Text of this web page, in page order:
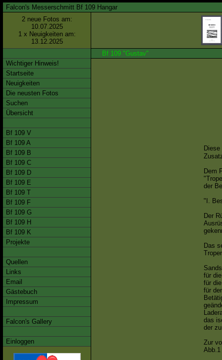
Falcon's Messerschmitt Bf 109 Hangar
2 neue Fotos am:
10.07.2025
1 x Neuigkeiten am:
13.12.2025
Wichtiger Hinweis!
Startseite
Neuigkeiten
Die neusten Fotos
Suchen
Übersicht
Bf 109 V
Bf 109 A
Bf 109 B
Bf 109 C
Bf 109 D
Bf 109 E
Bf 109 T
Bf 109 F
Bf 109 G
Bf 109 H
Bf 109 K
Projekte
Quellen
Links
Email
Gästebuch
Impressum
Falcon's Gallery
Einloggen
Bf 109 "Gustav"
Dem
der
"I.
Der
Das
für
für
für
das
der
Zur
Abb.1